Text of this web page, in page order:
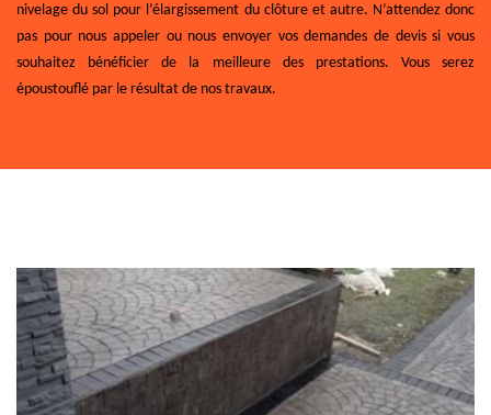
nivelage du sol pour l’élargissement du clôture et autre. N’attendez donc
pas pour nous appeler ou nous envoyer vos demandes de devis si vous
souhaitez bénéficier de la meilleure des prestations. Vous serez
époustouflé par le résultat de nos travaux.